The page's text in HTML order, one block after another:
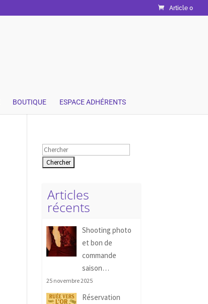
Article 0
BOUTIQUE ESPACE ADHÉRENTS
Rechercher:
Articles
récents
Shooting photo
et bon de
commande
saison…
25 novembre 2025
Réservation